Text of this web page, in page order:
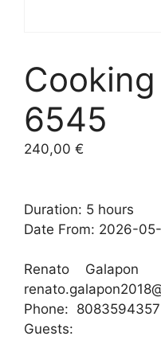
6545
240,00 €
Duration: 5 hours
Date From: 2026-
Renato Galapon
Phone: 8083594357
Guests: